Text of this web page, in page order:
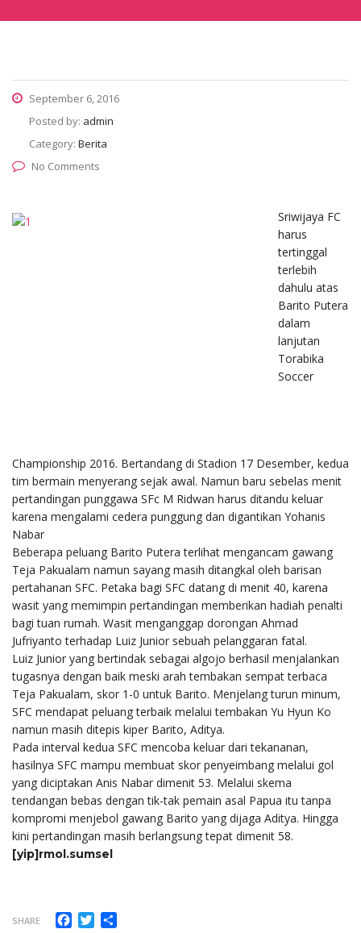
September 6, 2016
Posted by: admin
Category: Berita
No Comments
Sriwijaya FC
harus
tertinggal
terlebih
dahulu atas
Barito Putera
dalam
lanjutan
Torabika
Soccer
Championship 2016. Bertandang di Stadion 17 Desember, kedua
tim bermain menyerang sejak awal. Namun baru sebelas menit
pertandingan punggawa SFc M Ridwan harus ditandu keluar
karena mengalami cedera punggung dan digantikan Yohanis
Nabar
Beberapa peluang Barito Putera terlihat mengancam gawang
Teja Pakualam namun sayang masih ditangkal oleh barisan
pertahanan SFC. Petaka bagi SFC datang di menit 40, karena
wasit yang memimpin pertandingan memberikan hadiah penalti
bagi tuan rumah. Wasit menganggap dorongan Ahmad
Jufriyanto terhadap Luiz Junior sebuah pelanggaran fatal.
Luiz Junior yang bertindak sebagai algojo berhasil menjalankan
tugasnya dengan baik meski arah tembakan sempat terbaca
Teja Pakualam, skor 1-0 untuk Barito. Menjelang turun minum,
SFC mendapat peluang terbaik melalui tembakan Yu Hyun Ko
namun masih ditepis kiper Barito, Aditya.
Pada interval kedua SFC mencoba keluar dari tekananan,
hasilnya SFC mampu membuat skor penyeimbang melalui gol
yang diciptakan Anis Nabar dimenit 53. Melalui skema
tendangan bebas dengan tik-tak pemain asal Papua itu tanpa
kompromi menjebol gawang Barito yang dijaga Aditya. Hingga
kini pertandingan masih berlangsung tepat dimenit 58.
[yip]rmol.sumsel
SHARE Facebook
Twitter